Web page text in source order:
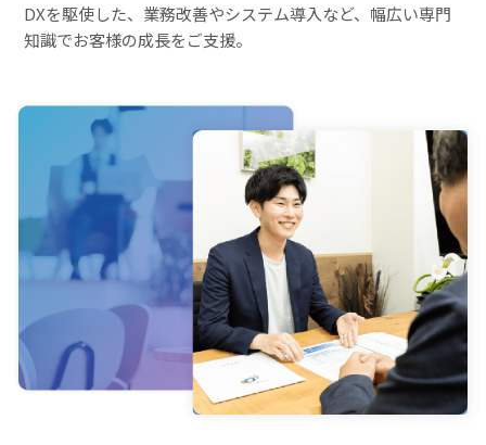
DXを駆使した、業務改善やシステム導入など、幅広い専門
知識でお客様の成長をご支援。